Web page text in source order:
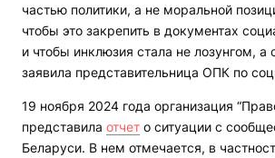
частью политики, а не моральной
чтобы это закрепить в документах
и чтобы инклюзия стала не лозунгом, а
заявила представительница ОПК по
19 ноября 2024 года организация
представила отчет о ситуации с
Беларуси. В нем отмечается, в